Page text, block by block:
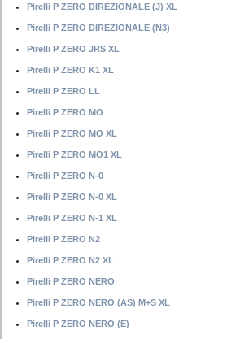
Pirelli P ZERO DIREZIONALE (J) XL
Pirelli P ZERO DIREZIONALE (N3)
Pirelli P ZERO JRS XL
Pirelli P ZERO K1 XL
Pirelli P ZERO LL
Pirelli P ZERO MO
Pirelli P ZERO MO XL
Pirelli P ZERO MO1 XL
Pirelli P ZERO N-0
Pirelli P ZERO N-0 XL
Pirelli P ZERO N-1 XL
Pirelli P ZERO N2
Pirelli P ZERO N2 XL
Pirelli P ZERO NERO
Pirelli P ZERO NERO (AS) M+S XL
Pirelli P ZERO NERO (E)